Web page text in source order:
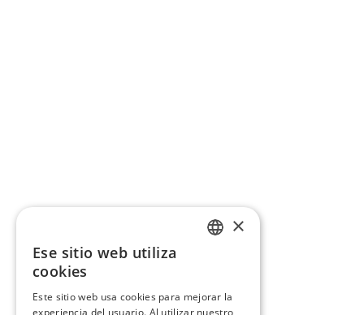
×
Ese sitio web utiliza
cookies
Este sitio web usa cookies para mejorar la
experiencia del usuario. Al utilizar nuestro